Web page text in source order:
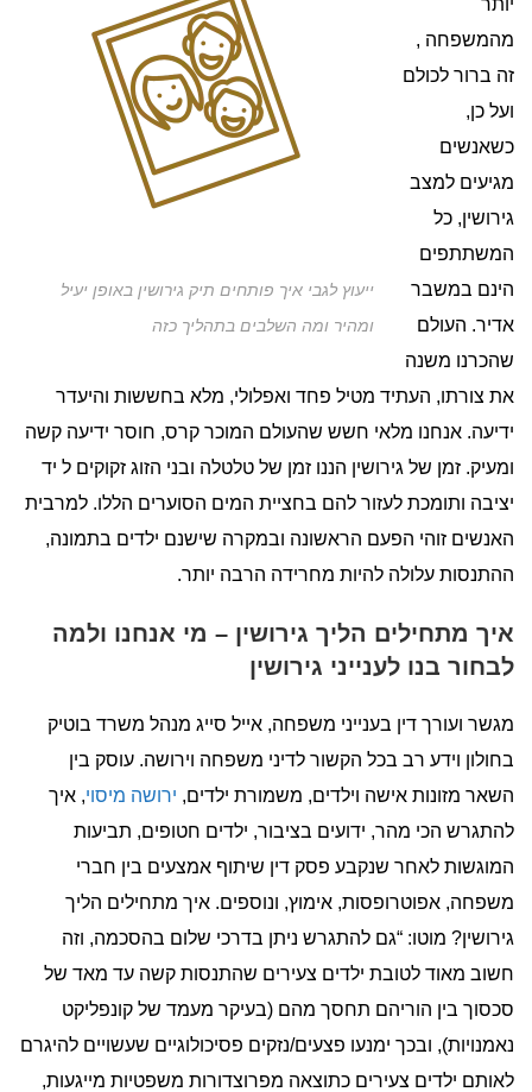
ייעוץ לגבי איך פותחים תיק גירושין באופן יעיל
ומהיר ומה השלבים בתהליך כזה
יותר
מהמשפחה ,
זה ברור לכולם
ועל כן,
כשאנשים
מגיעים למצב
גירושין, כל
המשתתפים
הינם במשבר
אדיר. העולם
שהכרנו משנה
את צורתו, העתיד מטיל פחד ואפלולי, מלא בחששות והיעדר
ידיעה. אנחנו מלאי חשש שהעולם המוכר קרס, חוסר ידיעה קשה
ומעיק. זמן של גירושין הננו זמן של טלטלה ובני הזוג זקוקים ל יד
יציבה ותומכת לעזור להם בחציית המים הסוערים הללו. למרבית
האנשים זוהי הפעם הראשונה ובמקרה שישנם ילדים בתמונה,
ההתנסות עלולה להיות מחרידה הרבה יותר.
איך מתחילים הליך גירושין – מי אנחנו ולמה
לבחור בנו לענייני גירושין
מגשר ועורך דין בענייני משפחה, אייל סייג מנהל משרד בוטיק
בחולון וידע רב בכל הקשור לדיני משפחה וירושה. עוסק בין
השאר מזונות אישה וילדים, משמורת ילדים, ירושה מיסוי, איך
להתגרש הכי מהר, ידועים בציבור, ילדים חטופים, תביעות
המוגשות לאחר שנקבע פסק דין שיתוף אמצעים בין חברי
משפחה, אפוטרופסות, אימוץ, ונוספים. איך מתחילים הליך
גירושין? מוטו: “גם להתגרש ניתן בדרכי שלום בהסכמה, וזה
חשוב מאוד לטובת ילדים צעירים שהתנסות קשה עד מאד של
סכסוך בין הוריהם תחסך מהם (בעיקר מעמד של קונפליקט
נאמנויות), ובכך ימנעו פצעים/נזקים פסיכולוגיים שעשויים להיגרם
לאותם ילדים צעירים כתוצאה מפרוצדורות משפטיות מייגעות,